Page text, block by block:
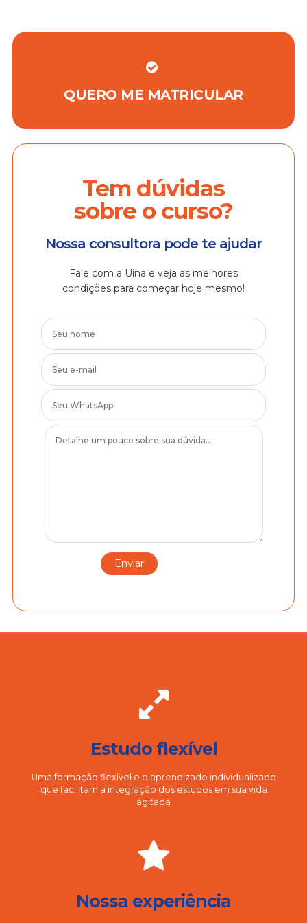
QUERO ME MATRICULAR
Tem dúvidas
sobre o curso?
Nossa consultora pode te ajudar
Fale com a Uina e veja as melhores
condições para começar hoje mesmo!
Estudo flexível
Uma formação flexível e o aprendizado individualizado
que facilitam a integração dos estudos em sua vida
agitada
Nossa experiência